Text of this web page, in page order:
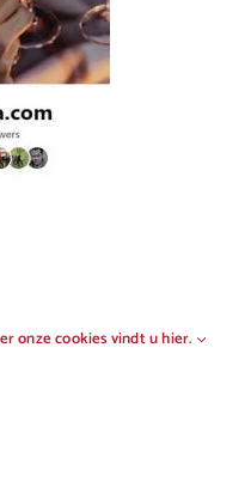
onze cookies vindt u hier.